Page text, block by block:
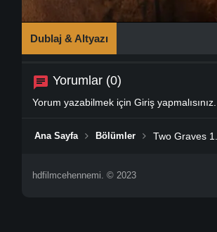
Dublaj & Altyazı
Yorumlar (0)
Yorum yazabilmek için Giriş yapmalısınız.
Ana Sayfa Bölümler Two Graves
hdfilmcehennemi. © 2023